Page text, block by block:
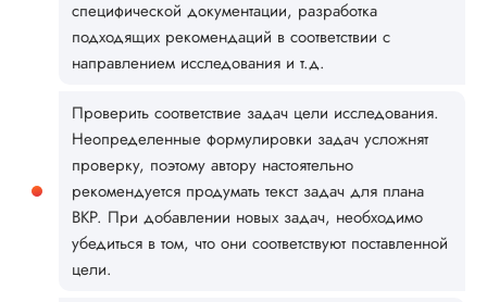
специфической документации, разработка
подходящих рекомендаций в соответствии с
направлением исследования и т.д.
Проверить соответствие задач цели исследования.
Неопределенные формулировки задач усложнят
проверку, поэтому автору настоятельно
рекомендуется продумать текст задач для плана
ВКР. При добавлении новых задач, необходимо
убедиться в том, что они соответствуют поставленной
цели.